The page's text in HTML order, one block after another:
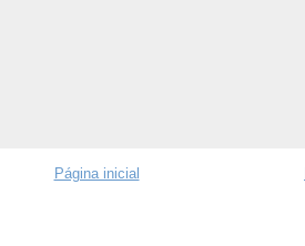
Página inicial